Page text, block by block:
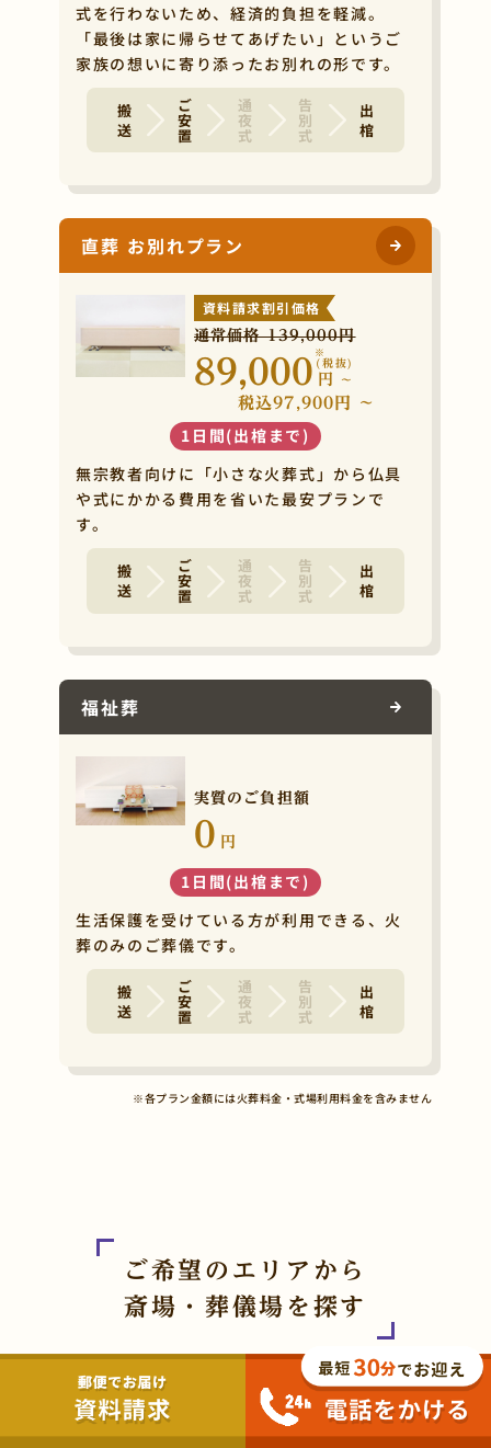
式を行わないため、経済的負担を軽減。
「最後は家に帰らせてあげたい」というご
家族の想いに寄り添ったお別れの形です。
搬 送 ご安置 通夜式 告別式 出 棺
直葬 お別れプラン
資料請求割引価格
通常価格 139,000円
89,000
※
円
(税抜)
~
税込97,900円 ~
1日間(出棺まで)
無宗教者向けに「小さな火葬式」から仏具
や式にかかる費用を省いた最安プランで
す。
搬 送 ご安置 通夜式 告別式 出 棺
福祉葬
実質のご負担額
0 円
1日間(出棺まで)
生活保護を受けている方が利用できる、火
葬のみのご葬儀です。
搬 送 ご安置 通夜式 告別式 出 棺
※各プラン金額には火葬料金・式場利用料金を含みません
ご希望のエリアから
斎場・葬儀場を探す
現在地から探す